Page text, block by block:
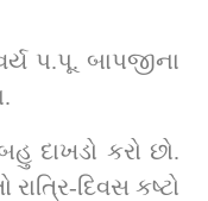
પ.પૂ. બાપજીના
દાખડો કરો છો.
દિવસ કષ્ટો